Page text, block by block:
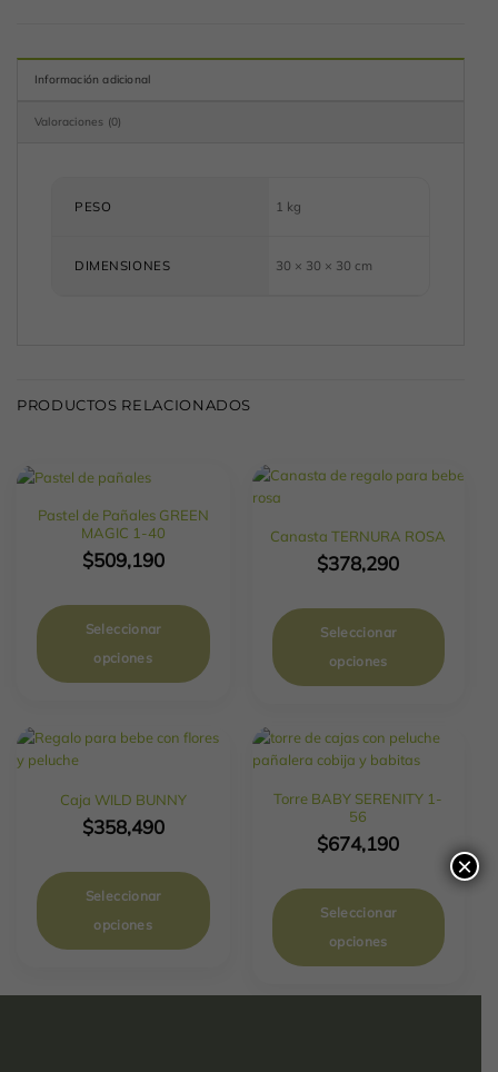
Información adicional
Valoraciones (0)
PESO 1 kg
DIMENSIONES 30 × 30 × 30 cm
PRODUCTOS RELACIONADOS
Pastel de Pañales GREEN
MAGIC 1-40
$509,190
Seleccionar
opciones
Canasta TERNURA ROSA
$378,290
Seleccionar
opciones
Caja WILD BUNNY
$358,490
Seleccionar
opciones
Torre BABY SERENITY 1-
56
$674,190
Seleccionar
opciones
×